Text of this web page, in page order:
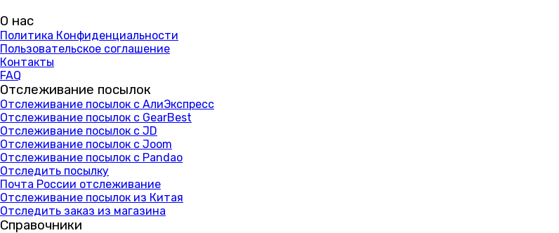
О нас
Политика Конфиденциальности
Пользовательское соглашение
Контакты
FAQ
Отслеживание посылок
Отслеживание посылок с АлиЭкспресс
Отслеживание посылок с GearBest
Отслеживание посылок с JD
Отслеживание посылок с Joom
Отслеживание посылок с Pandao
Отследить посылку
Почта России отслеживание
Отслеживание посылок из Китая
Отследить заказ из магазина
Справочники